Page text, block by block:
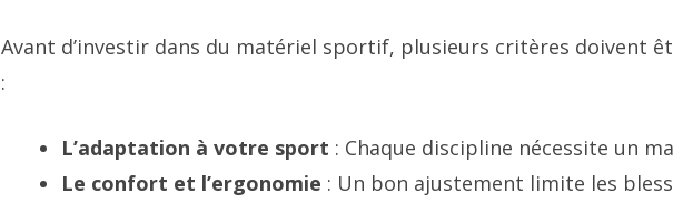
Avant d’investir dans du matériel sportif, plusieurs critères doivent
:
L’adaptation à votre sport : Chaque discipline nécessite un
Le confort et l’ergonomie : Un bon ajustement limite les